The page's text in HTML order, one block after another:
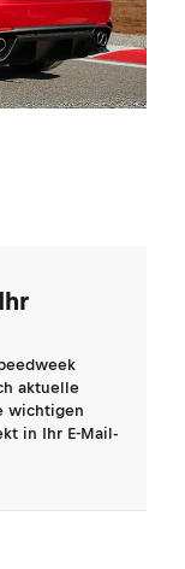
aktuelle
wichtigen
in Ihr E-Mail-